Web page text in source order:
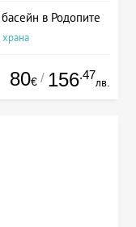
в Родопите
80€ / 156.47
лв.